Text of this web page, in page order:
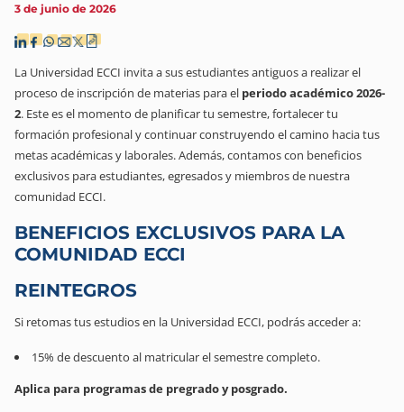
3 de junio de 2026
La Universidad ECCI invita a sus estudiantes antiguos a realizar el
proceso de inscripción de materias para el periodo académico 2026-
2. Este es el momento de planificar tu semestre, fortalecer tu
formación profesional y continuar construyendo el camino hacia tus
metas académicas y laborales. Además, contamos con beneficios
exclusivos para estudiantes, egresados y miembros de nuestra
comunidad ECCI.
BENEFICIOS EXCLUSIVOS PARA LA
COMUNIDAD ECCI
REINTEGROS
Si retomas tus estudios en la Universidad ECCI, podrás acceder a:
15% de descuento al matricular el semestre completo.
Aplica para programas de pregrado y posgrado.